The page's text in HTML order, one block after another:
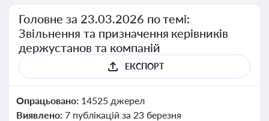
Головне за 23.03.2026 по темі:
Звільнення та призначення керівників
держустанов та компаній
ЕКСПОРТ
Опрацьовано: 14525 джерел
Виявлено: 7 публікацій за 23 березня